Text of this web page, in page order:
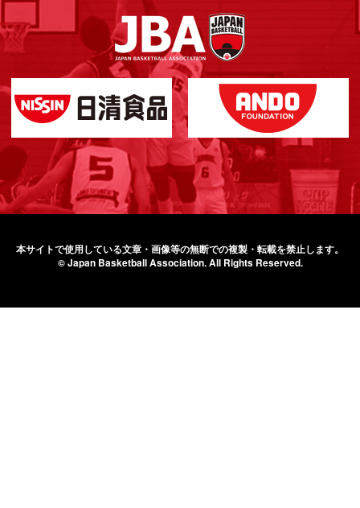
本サイトで使用している文章・画像等の無断での複製・転載を禁止します。
© Japan Basketball Association.All Rights Reserved.